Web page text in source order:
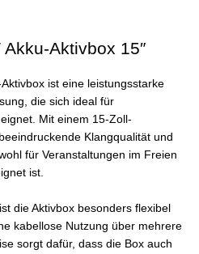
Aktivbox 15″
ist eine leistungsstarke
die sich ideal für
Mit einem 15-Zoll-
Klangqualität und
für Veranstaltungen im Freien
ist.
die Aktivbox besonders flexibel
kabellose Nutzung über mehrere
sorgt dafür, dass die Box auch